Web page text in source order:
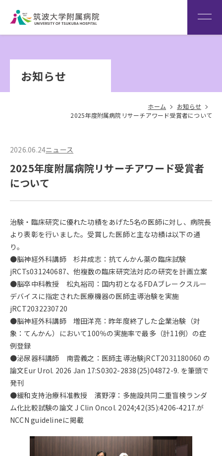
患者さん専用回線
（※本院は全科予約制です）
Language
お知らせ
ホーム
お知らせ
2025年度附属病院リサーチアワード受賞者について
2026.06.24ニュース
2025年度附属病院リサーチアワード受賞者
について
治験・臨床研究に優れた功績をあげた5名の医師に対し、病院長
より表彰を行いました。受賞した医師と主な功績は以下の通
り。
●脳神経外科講師 杉井成志：抗てんかん薬の臨床試験
jRCTs031240687、他複数の臨床研究法対応の研究を計画立案
●脳卒中科教授 松丸裕司：国内初となるFDAブレークスルー
デバイスに指定された医療機器の医師主導治験を実施
jRCT2032230720
●脳神経外科講師 増田洋亮：昨年度終了した企業治験（対
象：てんかん）において100％の実施率で最多（計11例）の症
例登録
●泌尿器科講師 南雲義之：医師主導治験jRCT2031180060 の
論文Eur Urol. 2026 Jan 17:S0302-2838(25)04872-9. を筆頭で
発刊
●緩和支持治療科准教授 濱野淳：多施設共同二重盲検ランダ
ム化比較試験の論文 J Clin Oncol. 2024;42(35):4206-4217.が
NCCN guidelineに掲載